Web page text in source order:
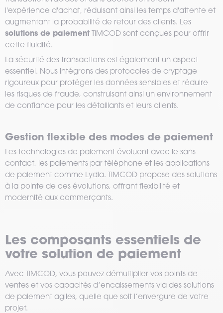
l'expérience d'achat, réduisant ainsi les temps d'attente et
augmentant la probabilité de retour des clients. Les
solutions de paiement TIMCOD sont conçues pour offrir
cette fluidité.
La sécurité des transactions est également un aspect
essentiel. Nous intégrons des protocoles de cryptage
rigoureux pour protéger les données sensibles et réduire
les risques de fraude, construisant ainsi un environnement
de confiance pour les détaillants et leurs clients.
Gestion flexible des modes de paiement
Les technologies de paiement évoluent avec le sans
contact, les paiements par téléphone et les applications
de paiement comme Lydia. TIMCOD propose des solutions
à la pointe de ces évolutions, offrant flexibilité et
modernité aux commerçants.
Les composants essentiels de
votre solution de paiement
Avec TIMCOD, vous pouvez démultiplier vos points de
ventes et vos capacités d’encaissements via des solutions
de paiement agiles, quelle que soit l’envergure de votre
projet.